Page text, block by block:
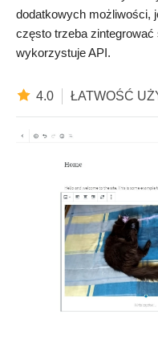
dodatkowych możliwości,
często trzeba zintegrować
wykorzystuje API.
4.0 ŁATWOŚĆ